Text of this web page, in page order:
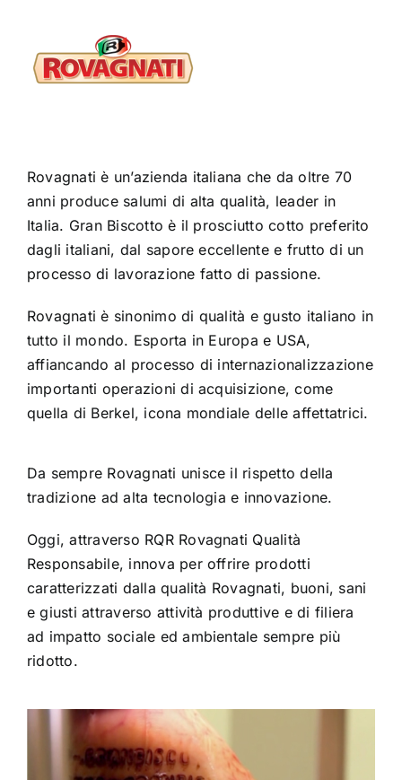
Rovagnati è un’azienda italiana che da oltre 70
anni produce salumi di alta qualità, leader in
Italia. Gran Biscotto è il prosciutto cotto preferito
dagli italiani, dal sapore eccellente e frutto di un
processo di lavorazione fatto di passione.
Rovagnati è sinonimo di qualità e gusto italiano in
tutto il mondo. Esporta in Europa e USA,
affiancando al processo di internazionalizzazione
importanti operazioni di acquisizione, come
quella di Berkel, icona mondiale delle affettatrici.
Da sempre Rovagnati unisce il rispetto della
tradizione ad alta tecnologia e innovazione.
Oggi, attraverso RQR Rovagnati Qualità
Responsabile, innova per offrire prodotti
caratterizzati dalla qualità Rovagnati, buoni, sani
e giusti attraverso attività produttive e di filiera
ad impatto sociale ed ambientale sempre più
ridotto.